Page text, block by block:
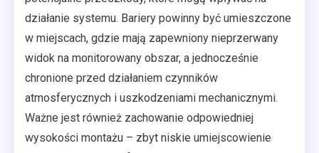
działanie systemu. Bariery powinny być umieszczone
w miejscach, gdzie mają zapewniony nieprzerwany
widok na monitorowany obszar, a jednocześnie
chronione przed działaniem czynników
atmosferycznych i uszkodzeniami mechanicznymi.
Ważne jest również zachowanie odpowiedniej
wysokości montażu – zbyt niskie umiejscowienie